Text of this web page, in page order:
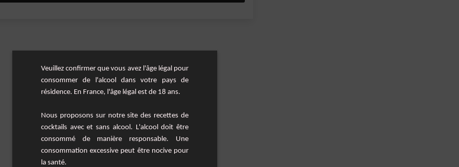
Veuillez confirmer que vous avez l'âge légal pour
consommer de l'alcool dans votre pays de
résidence. En France, l'âge légal est de 18 ans.
Nous proposons sur notre site des recettes de
cocktails avec et sans alcool. L'alcool doit être
consommé de manière responsable. Une
consommation excessive peut être nocive pour
la santé.